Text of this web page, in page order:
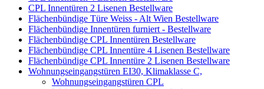
CPL Innentüren 2 Lisenen Bestellware
Flächenbündige Türe Weiss - Alt Wien Bestellware
Flächenbündige Innentüren furniert - Bestellware
Flächenbündige CPL Innentüren Bestellware
Flächenbündige CPL Innentüre 4 Lisenen Bestellware
Flächenbündige CPL Innentüre 2 Lisenen Bestellware
Wohnungseingangstüren EI30, Klimaklasse C,
Wohnungseingangstüren CPL